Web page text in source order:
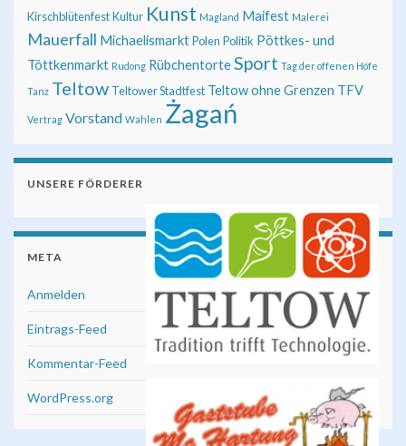
KirschblütenfestKultur Kunst Magland Maifest Malerei
Mauerfall MichaelismarktPolen Politik Pöttkes- und
Töttkenmarkt Rudong RübchentorteSport Tag der offenen Höfe
Tanz Teltow Teltower Stadtfest Teltow ohne Grenzen TFV
Vertrag Vorstand Wahlen Żagań
UNSERE FÖRDERER
META
Anmelden
Eintrags-Feed
Kommentar-Feed
WordPress.org